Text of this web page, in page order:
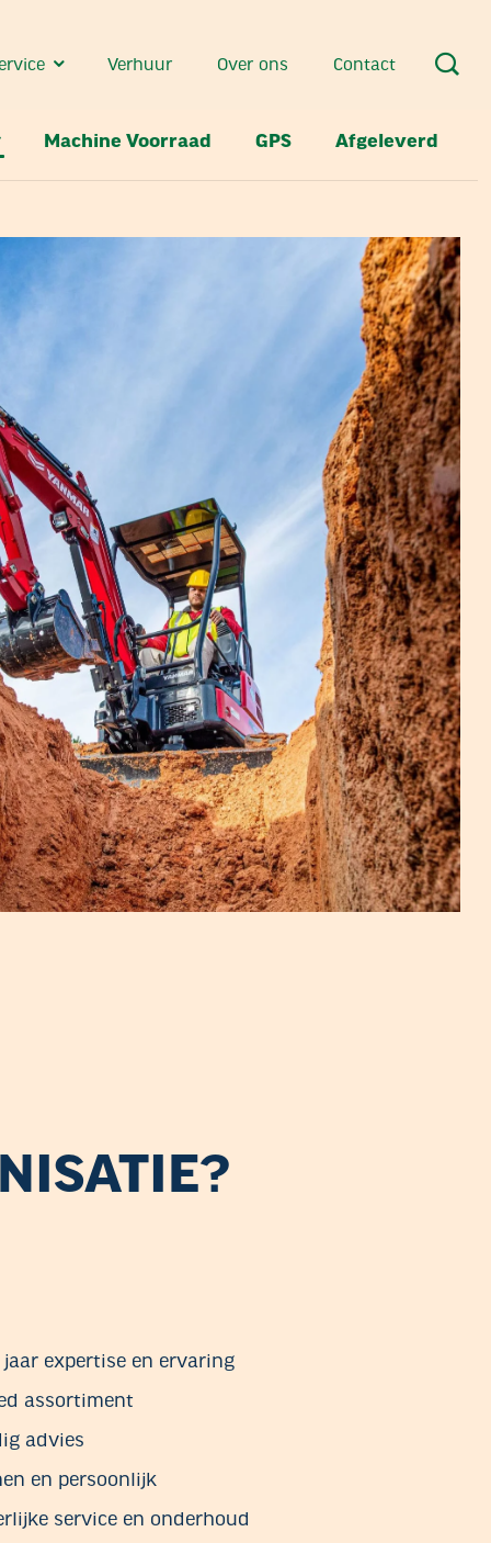
Verhuur Over ons Contact
Machine Voorraad GPS Afgeleverd
expertise en ervaring
assortiment
advies
en persoonlijk
service en onderhoud